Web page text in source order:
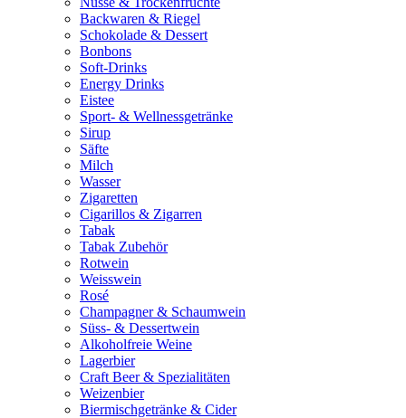
Backwaren & Riegel
Schokolade & Dessert
Bonbons
Soft-Drinks
Energy Drinks
Eistee
Sport- & Wellnessgetränke
Sirup
Säfte
Milch
Wasser
Zigaretten
Cigarillos & Zigarren
Tabak
Tabak Zubehör
Rotwein
Weisswein
Rosé
Champagner & Schaumwein
Süss- & Dessertwein
Alkoholfreie Weine
Lagerbier
Craft Beer & Spezialitäten
Weizenbier
Biermischgetränke & Cider